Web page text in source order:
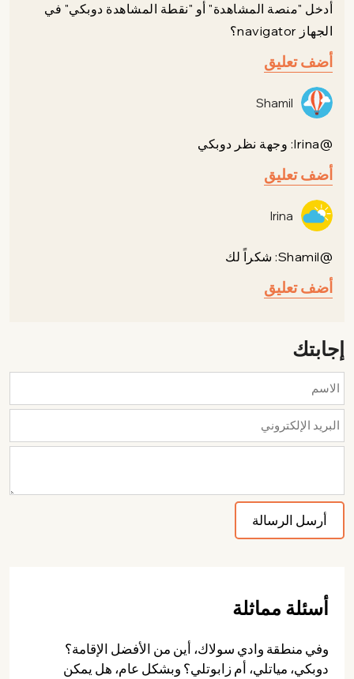
أدخل "منصة المشاهدة" أو "نقطة المشاهدة دوبكي" في
الجهاز navigator؟
أضف تعليق
Shamil
@Irina: وجهة نظر دوبكي
أضف تعليق
Irina
@Shamil: شكراً لك
أضف تعليق
إجابتك
أسئلة مماثلة
وفي منطقة وادي سولاك، أين من الأفضل الإقامة؟
دوبكي، مياتلي، أم زابوتلي؟ وبشكل عام، هل يمكن